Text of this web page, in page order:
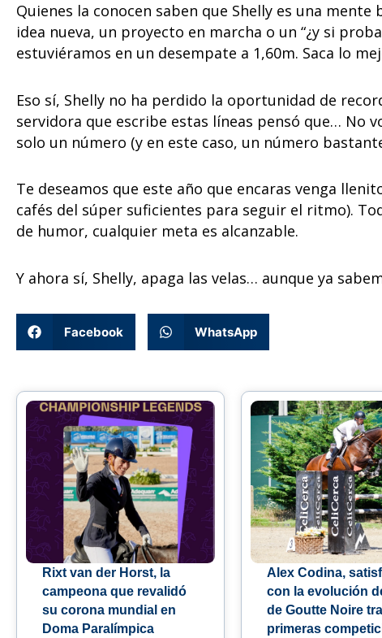
Quienes la conocen saben que Shelly es una
idea nueva, un proyecto en marcha o un “¿y si
estuviéramos en un desempate a 1,60m. Saca lo
Eso sí, Shelly no ha perdido la oportunidad de
servidora que escribe estas líneas pensó que… No
solo un número (y en este caso, un número
Te deseamos que este año que encaras venga
cafés del súper suficientes para seguir el ritmo).
de humor, cualquier meta es alcanzable.
Y ahora sí, Shelly, apaga las velas… aunque ya
Facebook WhatsApp
Rixt van der Horst, la
campeona que revalidó
su corona mundial en
Doma Paralímpica
Alex Codina,
con la evolución
de Goutte Noire
primeras